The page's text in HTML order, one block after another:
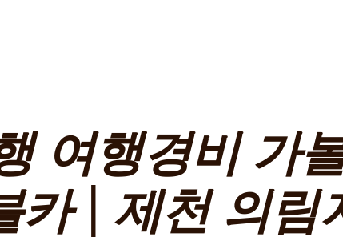
여행경비 가
카 | 제천 의림